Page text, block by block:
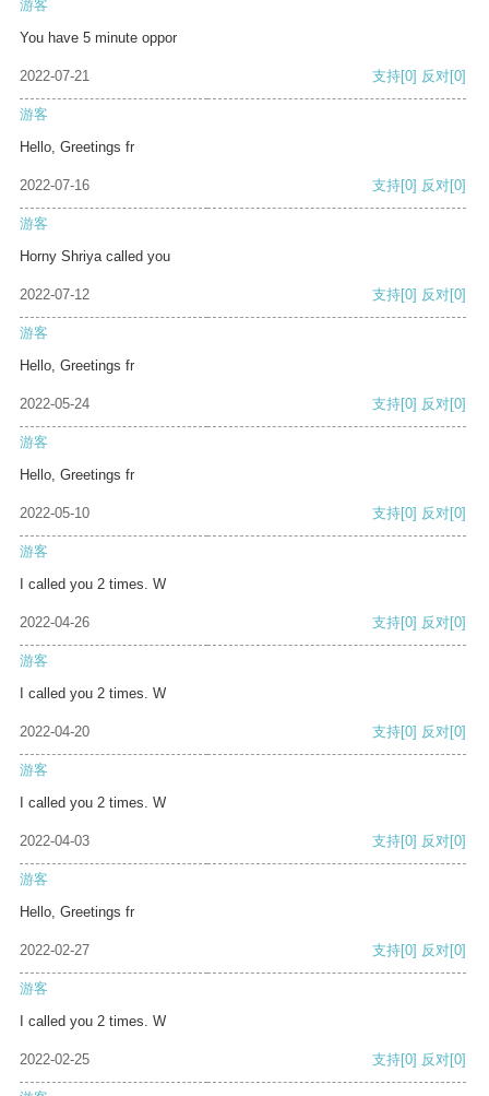
游客
You have 5 minute oppor
2022-07-21 支持[0] 反对[0]
游客
Hello, Greetings fr
2022-07-16 支持[0] 反对[0]
游客
Horny Shriya called you
2022-07-12 支持[0] 反对[0]
游客
Hello, Greetings fr
2022-05-24 支持[0] 反对[0]
游客
Hello, Greetings fr
2022-05-10 支持[0] 反对[0]
游客
I called you 2 times. W
2022-04-26 支持[0] 反对[0]
游客
I called you 2 times. W
2022-04-20 支持[0] 反对[0]
游客
I called you 2 times. W
2022-04-03 支持[0] 反对[0]
游客
Hello, Greetings fr
2022-02-27 支持[0] 反对[0]
游客
I called you 2 times. W
2022-02-25 支持[0] 反对[0]